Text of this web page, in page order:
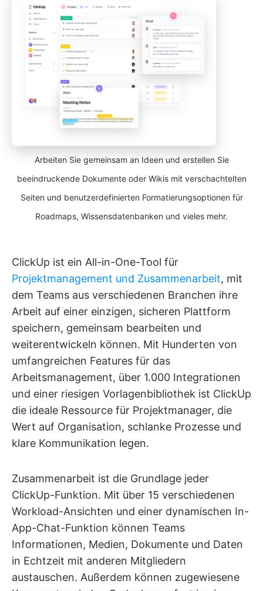
Arbeiten Sie gemeinsam an Ideen und erstellen Sie
beeindruckende Dokumente oder Wikis mit verschachtelten
Seiten und benutzerdefinierten Formatierungsoptionen für
Roadmaps, Wissensdatenbanken und vieles mehr.
ClickUp ist ein All-in-One-Tool für
Projektmanagement und Zusammenarbeit, mit
dem Teams aus verschiedenen Branchen ihre
Arbeit auf einer einzigen, sicheren Plattform
speichern, gemeinsam bearbeiten und
weiterentwickeln können. Mit Hunderten von
umfangreichen Features für das
Arbeitsmanagement, über 1.000 Integrationen
und einer riesigen Vorlagenbibliothek ist ClickUp
die ideale Ressource für Projektmanager, die
Wert auf Organisation, schlanke Prozesse und
klare Kommunikation legen.
Zusammenarbeit ist die Grundlage jeder
ClickUp-Funktion. Mit über 15 verschiedenen
Workload-Ansichten und einer dynamischen In-
App-Chat-Funktion können Teams
Informationen, Medien, Dokumente und Daten
in Echtzeit mit anderen Mitgliedern
austauschen. Außerdem können zugewiesene